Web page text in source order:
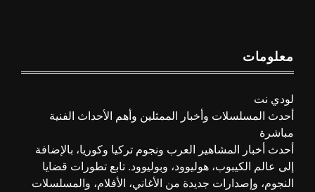
معلومات
لودي نت
أحدث المسلسلات وأخبار الممثلين وأهم الأحداث الفنية
مباشرة
أحدث أخبار المشاهير العرب ونجوم تركيا وكوريا، بالإضافة
إلى عالم الكيبوب، هوليوود، وبوليوود. تابع تطورات قضايا
النجوم، وإصدارات جديدة من الأغاني، الأفلام، والمسلسلات